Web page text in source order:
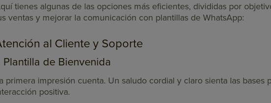
tienes algunas de las opciones más eficientes, divididas por
ventas y mejorar la comunicación con plantillas de WhatsApp:
al Cliente y Soporte
Plantilla de Bienvenida
primera impresión cuenta. Un saludo cordial y claro sienta las bases
positiva.